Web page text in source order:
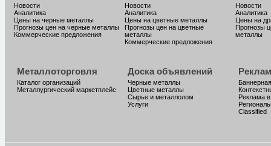
Новости
Аналитика
Цены на черные металлы
Прогнозы цен на черные металлы
Коммерческие предложения
Новости
Аналитика
Цены на цветные металлы
Прогнозы цен на цветные
металлы
Коммерческие предложения
Новости
Аналитика
Цены на
Прогнозы
металлы
Металлоторговля
Каталог организаций
Металлургический маркетплейс
Доска объявлений
Черные металлы
Цветные металлы
Сырье и металлолом
Услуги
Реклама
Classified